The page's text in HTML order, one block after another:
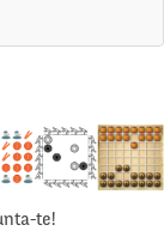
te!